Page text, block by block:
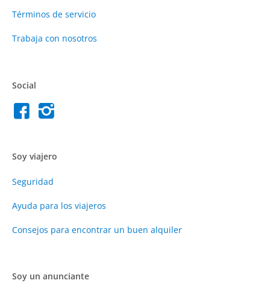
Términos de servicio
Trabaja con nosotros
Social
Soy viajero
Seguridad
Ayuda para los viajeros
Consejos para encontrar un buen alquiler
Soy un anunciante